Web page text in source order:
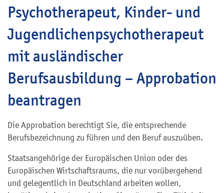
Psychotherapeut, Kinder- und
Jugendlichenpsychotherapeut
mit ausländischer
Berufsausbildung – Approbation
beantragen
Die Approbation berechtigt Sie, die entsprechende
Berufsbezeichnung zu führen und den Beruf auszuüben.
Staatsangehörige der Europäischen Union oder des
Europäischen Wirtschaftsraums, die nur vorübergehend
und gelegentlich in Deutschland arbeiten wollen,